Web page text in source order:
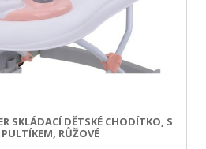
SKLÁDACÍ DĚTSKÉ CHODÍTKO, S
RŮŽOVÉ